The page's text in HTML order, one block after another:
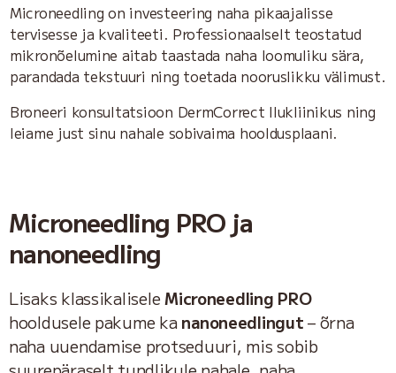
Microneedling on investeering naha pikaajalisse
tervisesse ja kvaliteeti. Professionaalselt teostatud
mikronõelumine aitab taastada naha loomuliku sära,
parandada tekstuuri ning toetada nooruslikku välimust.
Broneeri konsultatsioon DermCorrect Ilukliinikus ning
leiame just sinu nahale sobivaima hooldusplaani.
Microneedling PRO ja
nanoneedling
Lisaks klassikaliseleMicroneedling PRO
hooldusele pakume kananoneedlingut– õrna
naha uuendamise protseduuri, mis sobib